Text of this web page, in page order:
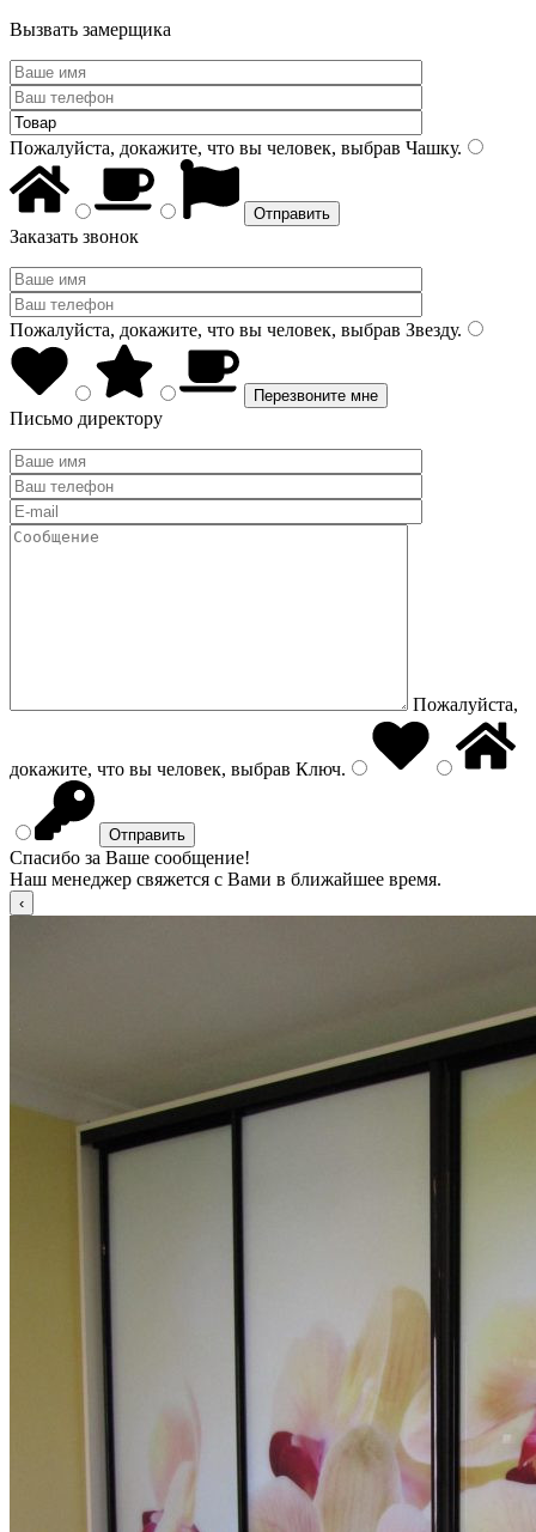
Вызвать замерщика
Пожалуйста, докажите, что вы человек, выбрав Чашку.
Заказать звонок
Пожалуйста, докажите, что вы человек, выбрав Звезду.
Письмо директору
Пожалуйста,
докажите, что вы человек, выбрав Ключ.
Спасибо за Ваше сообщение!
Наш менеджер свяжется с Вами в ближайшее время.